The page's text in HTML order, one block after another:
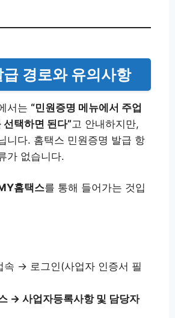
경로와 유의사항
서는 “민원증명 메뉴에서 주업
택하면 된다”고 안내하지만,
니다. 홈택스 민원증명 발급 항
가 없습니다.
홈택스를 통해 들어가는 것입
속 → 로그인(사업자 인증서 필
→ 사업자등록사항 및 담당자